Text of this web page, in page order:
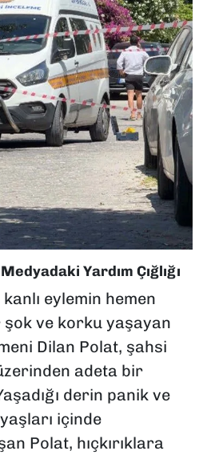
Yardım Çığlığı
eylemin hemen
ve korku yaşayan
Dilan Polat, şahsi
adeta bir
derin panik ve
içinde
Polat, hıçkırıklara